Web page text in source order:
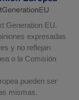
Generation EU.
expresadas
y no reflejan
o la Comisión
pueden ser
mismas.